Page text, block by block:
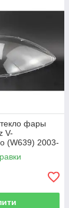
фары
V-
(W639) 2003-